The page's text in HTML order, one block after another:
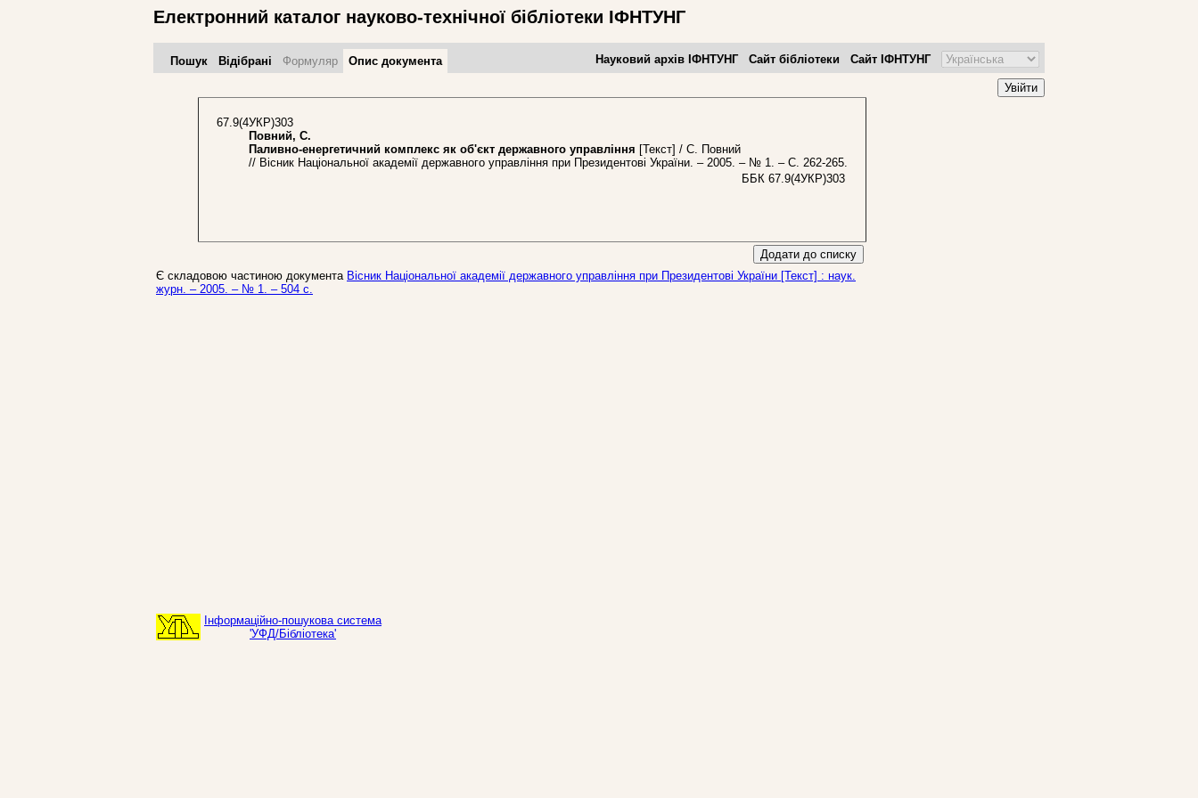
Електронний каталог науково-технічної бібліотеки ІФНТУНГ
Пошук Відібрані Формуляр Опис документа Науковий архів ІФНТУНГ Сайт бібліотеки Сайт ІФНТУНГ
Увійти
67.9(4УКР)303
Повний, С.
Паливно-енергетичний комплекс як об'єкт державного управління [Текст] / С. Повний
// Вісник Національної академії державного управління при Президентові України. – 2005. – № 1. – С. 262-265.
ББК 67.9(4УКР)303
Додати до списку
Є складовою частиною документа Вісник Національної академії державного управління при Президентові України [Текст] : наук.
журн. – 2005. – № 1. – 504 с.
Інформаційно-пошукова система
'УФД/Бібліотека'